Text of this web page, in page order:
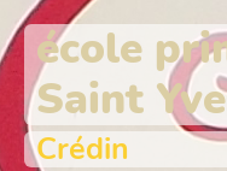
école
Saint
Crédin